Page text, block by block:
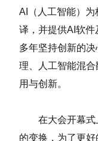
AI（人工智能）
译，并提供AI软
多年坚持创新的
理、人工智能混
用与创新。
在大会开幕式
的变换，为了更